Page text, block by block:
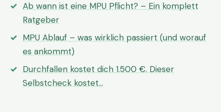
Ab wann ist eine MPU Pflicht? – Ein komplett
Ratgeber
MPU Ablauf – was wirklich passiert (und worauf
es ankommt)
Durchfallen kostet dich 1.500 €. Dieser
Selbstcheck kostet…